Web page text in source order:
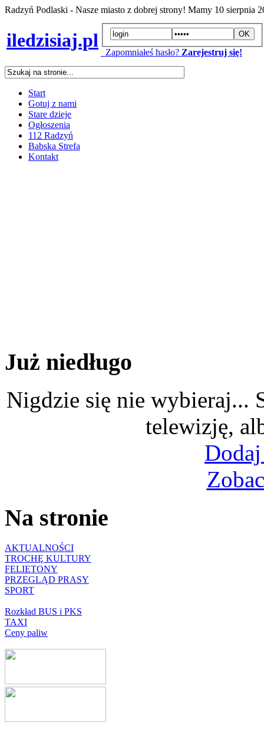
Radzyń Podlaski - Nasze miasto z dobrej strony! Mamy 10 sierpnia
iledzisiaj.pl
Zapomniałeś hasło? Zarejestruj się!
Start
Gotuj z nami
Stare dzieje
Ogłoszenia
112 Radzyń
Babska Strefa
Kontakt
Już niedługo
Nigdzie się nie wybieraj...
telewizję,
Na stronie
AKTUALNOŚCI
TROCHĘ KULTURY
FELIETONY
PRZEGLĄD PRASY
SPORT
Rozkład BUS i PKS
TAXI
Ceny paliw